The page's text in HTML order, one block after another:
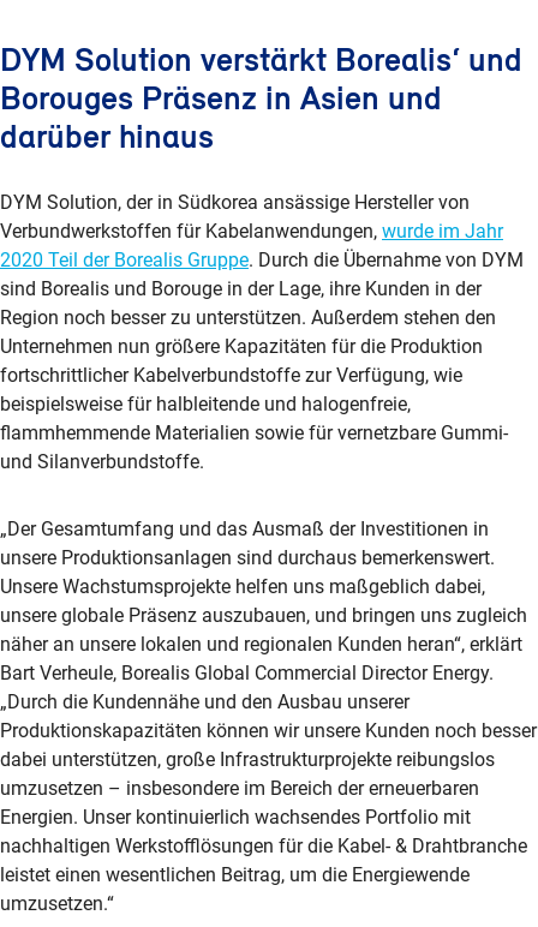
DYM Solution verstärkt Borealis‘ und
Borouges Präsenz in Asien und
darüber hinaus
DYM Solution, der in Südkorea ansässige Hersteller von
Verbundwerkstoffen für Kabelanwendungen, wurde im Jahr
2020 Teil der Borealis Gruppe. Durch die Übernahme von DYM
sind Borealis und Borouge in der Lage, ihre Kunden in der
Region noch besser zu unterstützen. Außerdem stehen den
Unternehmen nun größere Kapazitäten für die Produktion
fortschrittlicher Kabelverbundstoffe zur Verfügung, wie
beispielsweise für halbleitende und halogenfreie,
flammhemmende Materialien sowie für vernetzbare Gummi-
und Silanverbundstoffe.
„Der Gesamtumfang und das Ausmaß der Investitionen in
unsere Produktionsanlagen sind durchaus bemerkenswert.
Unsere Wachstumsprojekte helfen uns maßgeblich dabei,
unsere globale Präsenz auszubauen, und bringen uns zugleich
näher an unsere lokalen und regionalen Kunden heran“, erklärt
Bart Verheule, Borealis Global Commercial Director Energy.
„Durch die Kundennähe und den Ausbau unserer
Produktionskapazitäten können wir unsere Kunden noch besser
dabei unterstützen, große Infrastrukturprojekte reibungslos
umzusetzen – insbesondere im Bereich der erneuerbaren
Energien. Unser kontinuierlich wachsendes Portfolio mit
nachhaltigen Werkstofflösungen für die Kabel- & Drahtbranche
leistet einen wesentlichen Beitrag, um die Energiewende
umzusetzen.“